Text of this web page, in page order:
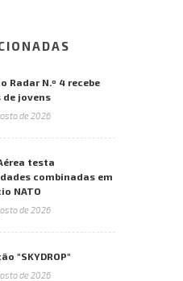
Radar N.º 4 recebe
jovens
de 2026
testa
combinadas em
NATO
de 2026
"SKYDROP"
de 2026